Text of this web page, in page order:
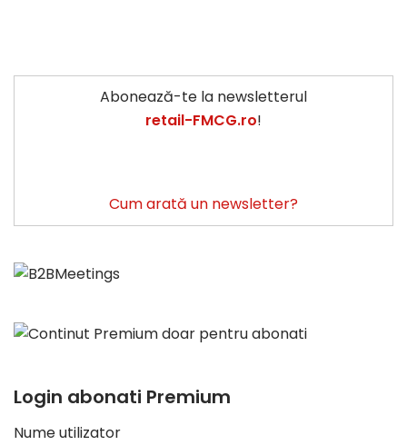
Abonează-te la newsletterul
retail-FMCG.ro!
Cum arată un newsletter?
Login abonati Premium
Nume utilizator